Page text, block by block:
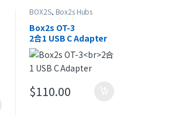
BOX2S, Box2s Hubs
Box2s OT-3
2合1 USB C Adapter
$110.00